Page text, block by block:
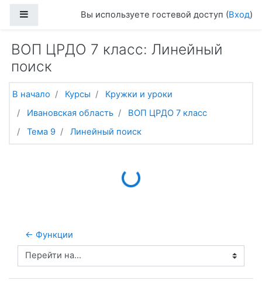
Боковая панельВы используете гостевой доступ (Вход)
ВОП ЦРДО 7 класс: Линейный
поиск
В начало Курсы
Кружки и уроки
Ивановская область
ВОП ЦРДО 7 класс
Тема 9
Линейный поиск
Loading...
← Функции
Перейти на...